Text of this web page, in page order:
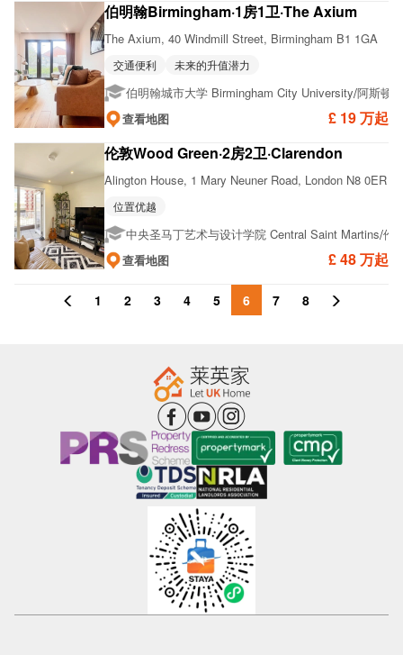
伯明翰Birmingham·1房1卫·The Axium
£ 19 万起
The Axium, 40 Windmill Street, Birmingham B1 1GA
交通便利 未来的升值潜力
伯明翰城市大学 Birmingham City University/阿斯顿
查看地图
伦敦Wood Green·2房2卫·Clarendon
£ 48 万起
Alington House, 1 Mary Neuner Road, London N8 0ER
位置优越
中央圣马丁艺术与设计学院 Central Saint Martins/伦
查看地图
1 2 3 4 5 6 7 8